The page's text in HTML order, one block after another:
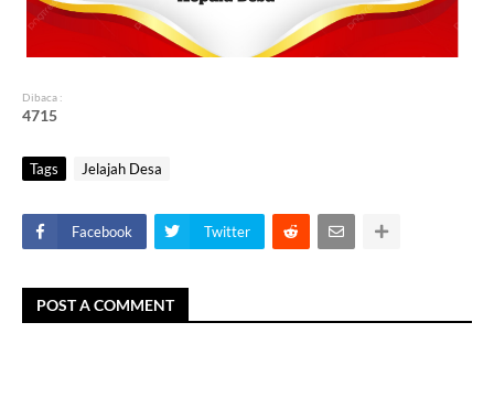
Dibaca :
4715
Tags Jelajah Desa
Facebook Twitter
POST A COMMENT